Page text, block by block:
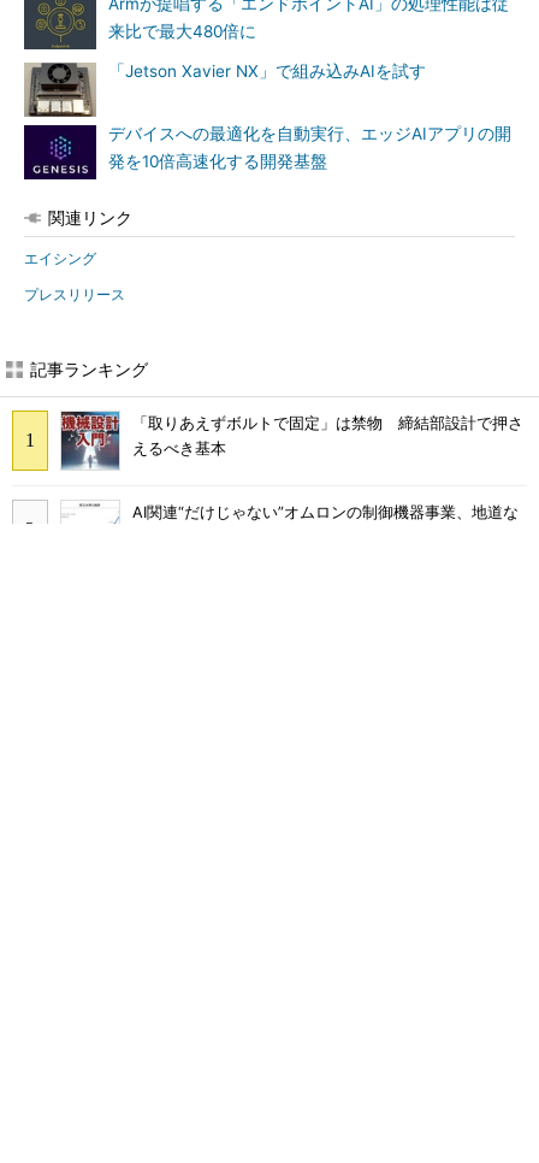
来比で最大480倍に
「Jetson Xavier NX」で組み込みAIを試す
デバイスへの最適化を自動実行、エッジAIアプリの開
発を10倍高速化する開発基盤
関連リンク
エイシング
プレスリリース
あなたにおすすめ